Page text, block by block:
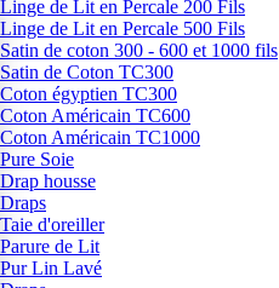
Linge de Lit en Percale 200 Fils
Linge de Lit en Percale 500 Fils
Satin de coton 300 - 600 et 1000 fils
Satin de Coton TC300
Coton égyptien TC300
Coton Américain TC600
Coton Américain TC1000
Pure Soie
Drap housse
Draps
Taie d'oreiller
Parure de Lit
Pur Lin Lavé